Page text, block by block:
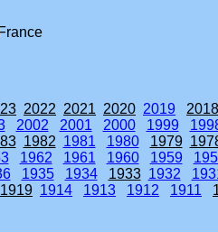
2022 2021 2020 2019
2018
2002 2001 2000 1999
1982 1981 1980 1979
1962 1961 1960 1959
1935 1934 1933 1932
1919 1914 1913 1912 1911